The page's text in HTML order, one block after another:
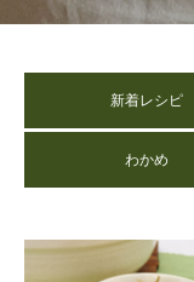
新着レシピ
わかめ